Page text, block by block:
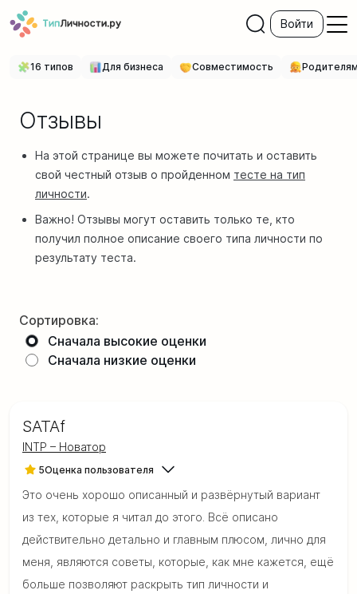
Войти
16 типов Для бизнеса Совместимость
Отзывы
На этой странице вы можете почитать и оставить
свой честный отзыв о пройденном тесте на тип
личности.
Важно! Отзывы могут оставить только те, кто
получил полное описание своего типа личности по
результату теста.
Сортировка:
Сначала высокие оценки
Сначала низкие оценки
SATAf
INTP – Новатор
5Оценка пользователя
Это очень хорошо описанный и развёрнутый вариант
из тех, которые я читал до этого. Всё описано
действительно детально и главным плюсом, лично для
меня, являются советы, которые, как мне кажется, ещё
больше позволяют раскрыть тип личности и